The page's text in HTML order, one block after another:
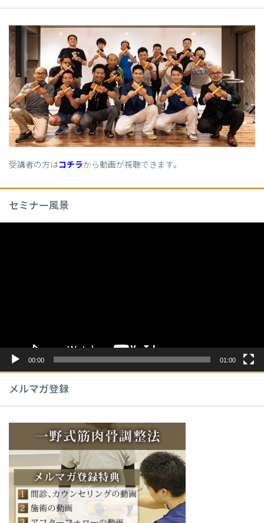
受講者の方はコチラから動画が視聴できます。
セミナー風景
00:00 01:00
メルマガ登録